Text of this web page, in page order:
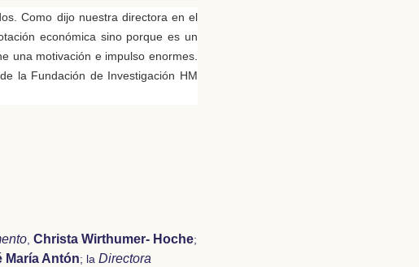
Como dijo nuestra directora en el
económica sino porque es un
una motivación e impulso enormes.
la Fundación de Investigación HM
Christa Wirthumer- Hoche;
María Antón; la Directora